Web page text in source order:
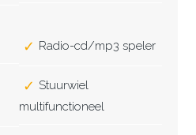
Radio-cd/mp3 speler
Stuurwiel
multifunctioneel